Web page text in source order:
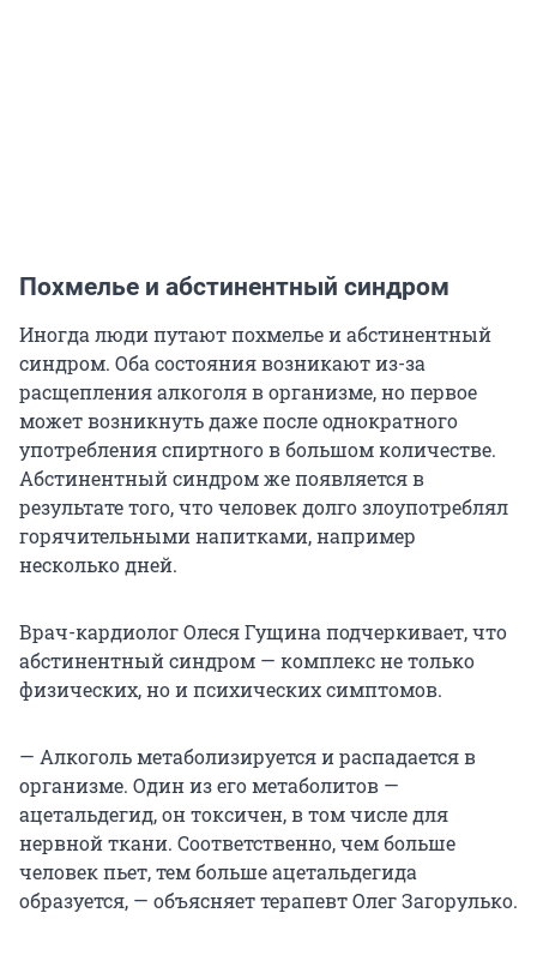
Похмелье и абстинентный синдром
Иногда люди путают похмелье и абстинентный
синдром. Оба состояния возникают из-за
расщепления алкоголя в организме, но первое
может возникнуть даже после однократного
употребления спиртного в большом количестве.
Абстинентный синдром же появляется в
результате того, что человек долго злоупотреблял
горячительными напитками, например
несколько дней.
Врач-кардиолог Олеся Гущина подчеркивает, что
абстинентный синдром — комплекс не только
физических, но и психических симптомов.
— Алкоголь метаболизируется и распадается в
организме. Один из его метаболитов —
ацетальдегид, он токсичен, в том числе для
нервной ткани. Соответственно, чем больше
человек пьет, тем больше ацетальдегида
образуется, — объясняет терапевт Олег Загорулько.